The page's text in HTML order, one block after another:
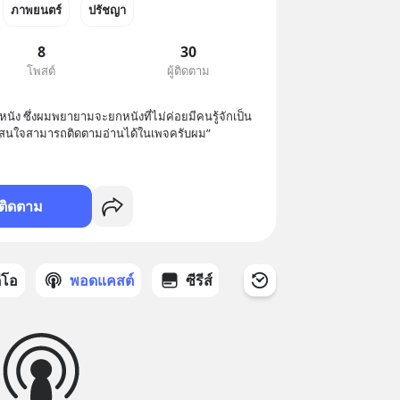
ภาพยนตร์ ปรัชญา
8
โพสต์
30
ผู้ติดตาม
หนัง ซึ่งผมพยายามจะยกหนังที่ไม่ค่อยมีคนรู้จักเป็น
ใจสามารถติดตามอ่านได้ในเพจครับผม”
ดตาม
อ พอดแคสต์ ซีรีส์